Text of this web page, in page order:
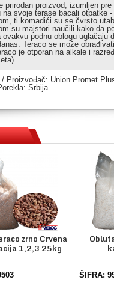
prirodan proizvod, izumljen
na svoje terase bacali otpatke
ti komadići su se čvrsto
su majstori naučili kako da
ovakvu podnu oblogu
Teraco se može
je otporan na alkale i
/ Proizvođač: Union Promet
Srbija
zrno Crvena
1,2,3 25kg
ŠIFRA: